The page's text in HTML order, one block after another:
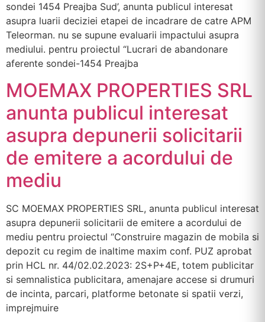
sondei 1454 Preajba Sud’, anunta publicul interesat
asupra luarii deciziei etapei de incadrare de catre APM
Teleorman. nu se supune evaluarii impactului asupra
mediului. pentru proiectul “Lucrari de abandonare
aferente sondei-1454 Preajba
MOEMAX PROPERTIES SRL
anunta publicul interesat
asupra depunerii solicitarii
de emitere a acordului de
mediu
SC MOEMAX PROPERTIES SRL, anunta publicul interesat
asupra depunerii solicitarii de emitere a acordului de
mediu pentru proiectul “Construire magazin de mobila si
depozit cu regim de inaltime maxim conf. PUZ aprobat
prin HCL nr. 44/02.02.2023: 2S+P+4E, totem publicitar
si semnalistica publicitara, amenajare accese si drumuri
de incinta, parcari, platforme betonate si spatii verzi,
imprejmuire